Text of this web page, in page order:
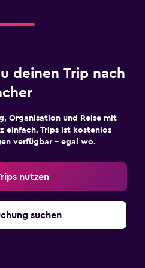
deinen Trip nach
Organisation und Reise mit
einfach. Trips ist kostenlos
verfügbar – egal wo.
nutzen
suchen